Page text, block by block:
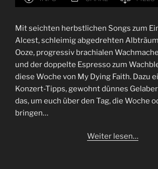
Mit seichten herbstlichen Songs zum
Alcest, schleimig abgedrehten
Ooze, progressiv brachialen
und der doppelte Espresso zum
diese Woche von My Dying Faith. Dazu
Konzert-Tipps, gewohnt dünnes
das, um euch über den Tag, die Woche
bringen…
Weiter lesen…